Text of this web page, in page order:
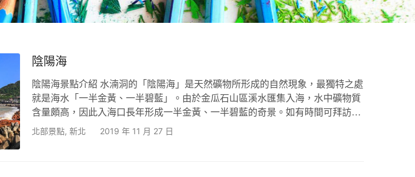
陰陽海
陰陽海景點介紹 水湳洞的「陰陽海」是天然礦物所形成的自然現象，最獨特之處
就是海水「一半金黃、一半碧藍」。由於金瓜石山區溪水匯集入海，水中礦物質
含量頗高，因此入海口長年形成一半金黃、一半碧藍的奇景。如有時間可拜訪超
人氣美拍點「陰陽海C型彎道」，登山俯瞰壯闊的陰陽海及C型海灣，是相當熱
北部景點, 新北 2019 年 11 月 27 日